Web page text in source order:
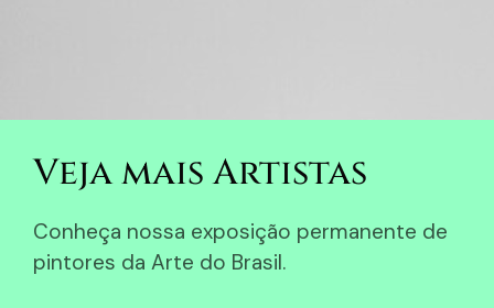
Veja mais Artistas
Conheça nossa exposição permanente de
pintores da Arte do Brasil.